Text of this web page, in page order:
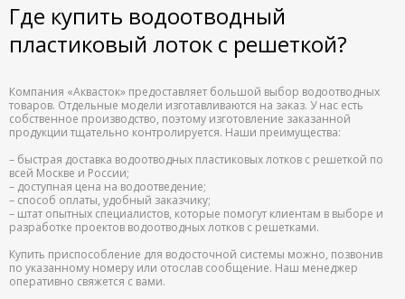
Где купить водоотводный
пластиковый лоток с решеткой?
Компания «Аквасток» предоставляет большой выбор водоотводных
товаров. Отдельные модели изготавливаются на заказ. У нас есть
собственное производство, поэтому изготовление заказанной
продукции тщательно контролируется. Наши преимущества:
– быстрая доставка водоотводных пластиковых лотков с решеткой по
всей Москве и России;
– доступная цена на водоотведение;
– способ оплаты, удобный заказчику;
– штат опытных специалистов, которые помогут клиентам в выборе и
разработке проектов водоотводных лотков с решетками.
Купить приспособление для водосточной системы можно, позвонив
по указанному номеру или отослав сообщение. Наш менеджер
оперативно свяжется с вами.